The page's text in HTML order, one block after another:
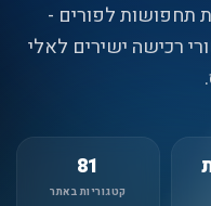
תחפושות לפורים -
רכישה ישירים לאלי
81
קטגוריות באתר